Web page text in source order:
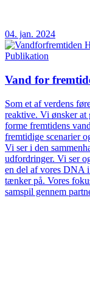
04. jan. 2024
Publikation
Vand for
Som et af verdens
reaktive. Vi ønsker
forme fremtidens
fremtidige scenarier
Vi ser i den
udfordringer. Vi ser
en del af vores DNA
tænker på. Vores
samspil gennem